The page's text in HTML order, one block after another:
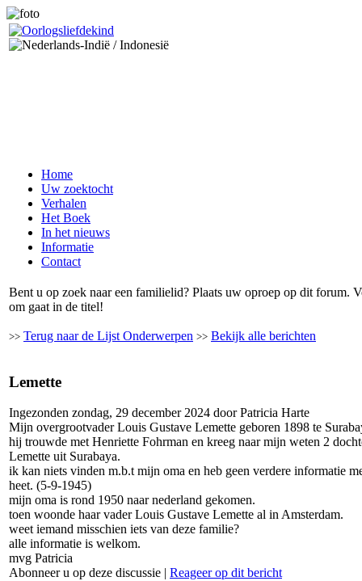
Home
Uw zoektocht
Verhalen
Het Boek
In het nieuws
Informatie
Contact
Bent u op zoek naar een familielid? Plaats uw oproep op dit forum.
om gaat in de titel!
>> Terug naar de Lijst Onderwerpen >> Bekijk alle berichten
Lemette
Ingezonden zondag, 29 december 2024 door Patricia Harte
Mijn overgrootvader Louis Gustave Lemette geboren 1898 te
hij trouwde met Henriette Fohrman en kreeg naar mijn weten 2
Lemette uit Surabaya.
ik kan niets vinden m.b.t mijn oma en heb geen verdere informatie
heet. (5-9-1945)
mijn oma is rond 1950 naar nederland gekomen.
toen woonde haar vader Louis Gustave Lemette al in Amsterdam.
weet iemand misschien iets van deze familie?
alle informatie is welkom.
mvg Patricia
Abonneer u op deze discussie | Reageer op dit bericht